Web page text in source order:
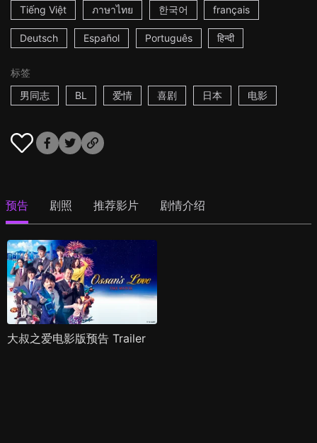
Tiếng Việt ภาษาไทย 한국어 français
Deutsch Español Português हिन्दी
标签
男同志
BL 爱情 喜剧 日本 电影
预告 剧照 推荐影片 剧情介绍
大叔之爱电影版预告 Trailer